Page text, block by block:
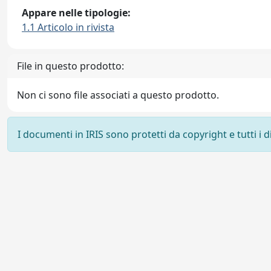
Appare nelle tipologie:
1.1 Articolo in rivista
File in questo prodotto:
Non ci sono file associati a questo prodotto.
I documenti in IRIS sono protetti da copyright e tutti i